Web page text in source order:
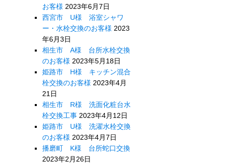
お客様 2023年6月7日
西宮市 U様 浴室シャワ
ー・水栓交換のお客様 2023
年6月3日
相生市 A様 台所水栓交換
のお客様 2023年5月18日
姫路市 H様 キッチン混合
栓交換のお客様 2023年4月
21日
相生市 R様 洗面化粧台水
栓交換工事 2023年4月12日
姫路市 U様 洗濯水栓交換
のお客様 2023年4月7日
播磨町 K様 台所蛇口交換
2023年2月26日